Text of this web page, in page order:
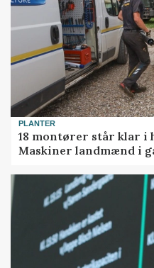
PLANTER
18 montører står klar i
Maskiner landmænd i